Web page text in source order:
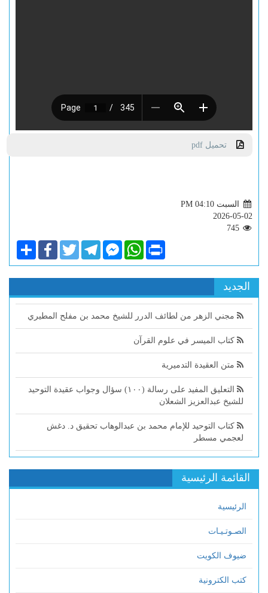
تحميل pdf
السبت PM 04:10
2026-05-02
ShareFacebookTwitterTelegramFacebook
Messenger
WhatsApp Print
الجديد
مجني الزهر من لطائف الدرر للشيخ محمد بن مفلح المطيري
كتاب الميسر في علوم القرآن
متن العقيدة التدميرية
التعليق المفيد على رسالة (١٠٠) سؤال وجواب عقيدة التوحيد
للشيخ عبدالعزيز الشعلان
كتاب التوحيد للإمام محمد بن عبدالوهاب تحقيق د. دغش
لعجمي مسطر
القائمة الرئيسية
الرئيسية
الصـوتـيـات
ضيوف الكويت
كتب الكترونية